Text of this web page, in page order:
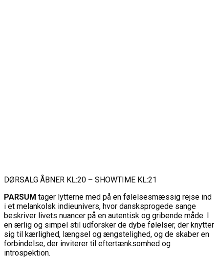
DØRSALG ÅBNER KL:20 – SHOWTIME KL:21
PARSUM tager lytterne med på en følelsesmæssig rejse ind
i et melankolsk indieunivers, hvor dansksprogede sange
beskriver livets nuancer på en autentisk og gribende måde. I
en ærlig og simpel stil udforsker de dybe følelser, der knytter
sig til kærlighed, længsel og ængstelighed, og de skaber en
forbindelse, der inviterer til eftertænksomhed og
introspektion.